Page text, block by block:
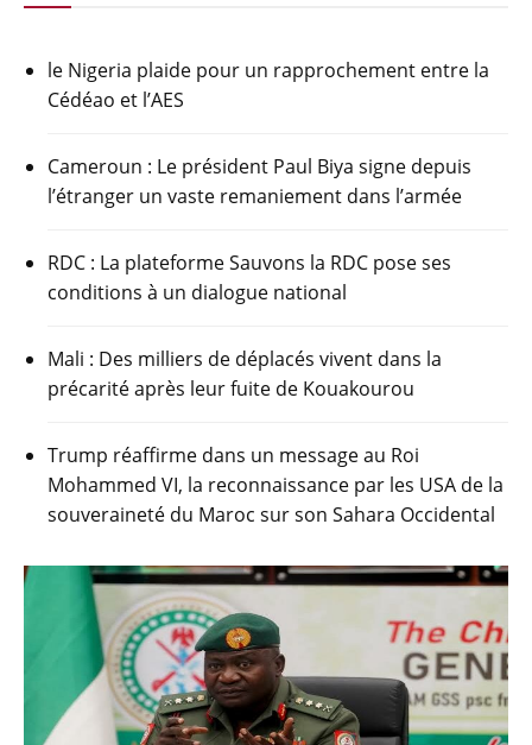
le Nigeria plaide pour un rapprochement entre la
Cédéao et l’AES
Cameroun : Le président Paul Biya signe depuis
l’étranger un vaste remaniement dans l’armée
RDC : La plateforme Sauvons la RDC pose ses
conditions à un dialogue national
Mali : Des milliers de déplacés vivent dans la
précarité après leur fuite de Kouakourou
Trump réaffirme dans un message au Roi
Mohammed VI, la reconnaissance par les USA de la
souveraineté du Maroc sur son Sahara Occidental